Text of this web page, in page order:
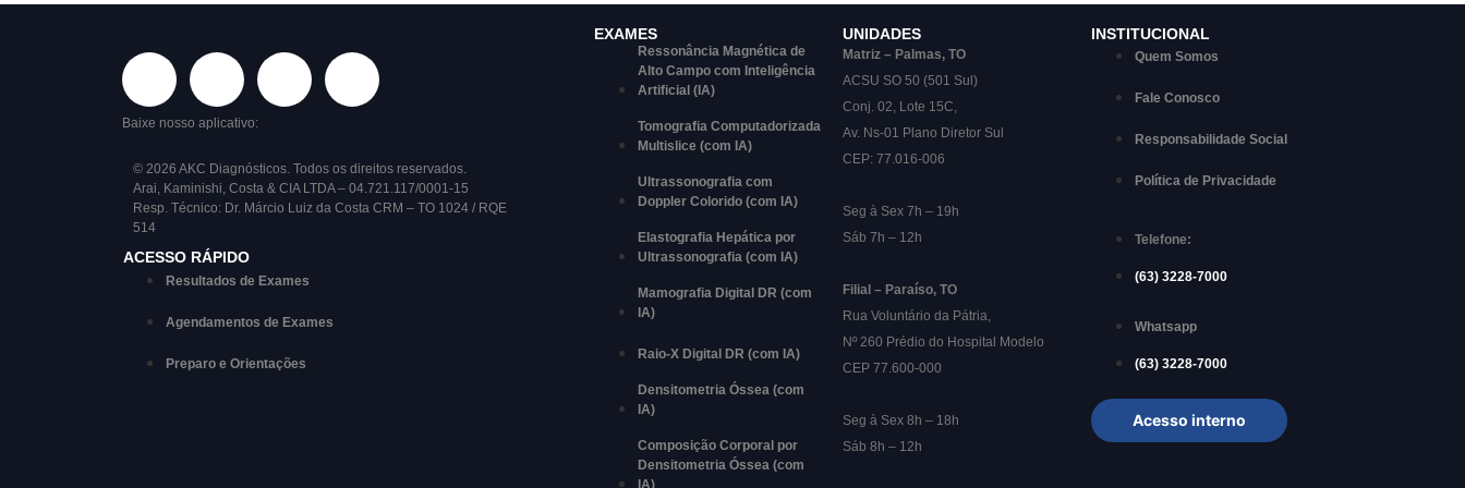
Baixe nosso aplicativo:
© 2026 AKC Diagnósticos. Todos os direitos reservados.
Arai, Kaminishi, Costa & CIA LTDA – 04.721.117/0001-15
Resp. Técnico: Dr. Márcio Luiz da Costa CRM – TO 1024 / RQE
514
ACESSO RÁPIDO
Resultados de Exames
Agendamentos de Exames
Preparo e Orientações
EXAMES
Ressonância Magnética de
Alto Campo com Inteligência
Artificial (IA)
Tomografia Computadorizada
Multislice (com IA)
Ultrassonografia com
Doppler Colorido (com IA)
Elastografia Hepática por
Ultrassonografia (com IA)
Mamografia Digital DR (com
IA)
Raio-X Digital DR (com IA)
Densitometria Óssea (com
IA)
Composição Corporal por
Densitometria Óssea (com
UNIDADES
Matriz – Palmas, TO
ACSU SO 50 (501 Sul)
Conj. 02, Lote 15C,
Av. Ns-01 Plano Diretor Sul
CEP: 77.016-006
Seg à Sex 7h – 19h
Sáb 7h – 12h
Filial – Paraíso, TO
Rua Voluntário da Pátria,
Nº 260 Prédio do Hospital Modelo
CEP 77.600-000
Seg à Sex 8h – 18h
Sáb 8h – 12h
INSTITUCIONAL
Quem Somos
Fale Conosco
Responsabilidade Social
Política de Privacidade
Telefone:
(63) 3228-7000
Whatsapp
(63) 3228-7000
Acesso interno